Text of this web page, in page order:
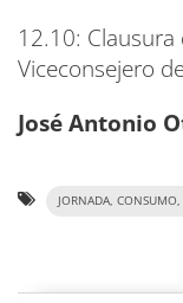
12.10: Clausura
Viceconsejero
José Antonio
JORNADA,